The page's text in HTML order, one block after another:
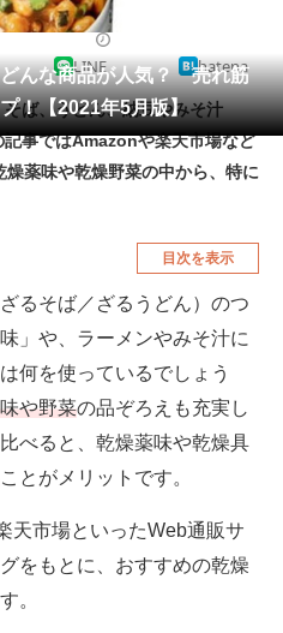
ファッション
家電
本・DVD・CD
生活用品
食品・飲料・お酒
んな商品が人気？ 売れ筋
！【2021年5月版】
LINE hatena
ば、うどん、納豆やみそ汁
事ではAmazonや楽天市場など
薬味や乾燥野菜の中から、特に
目次を表示
るそば／ざるうどん）のつ
」や、ラーメンやみそ汁に
何を使っているでしょう
や野菜の品ぞろえも充実し
べると、乾燥薬味や乾燥具
ことがメリットです。
市場といったWeb通販サ
をもとに、おすすめの乾燥
。